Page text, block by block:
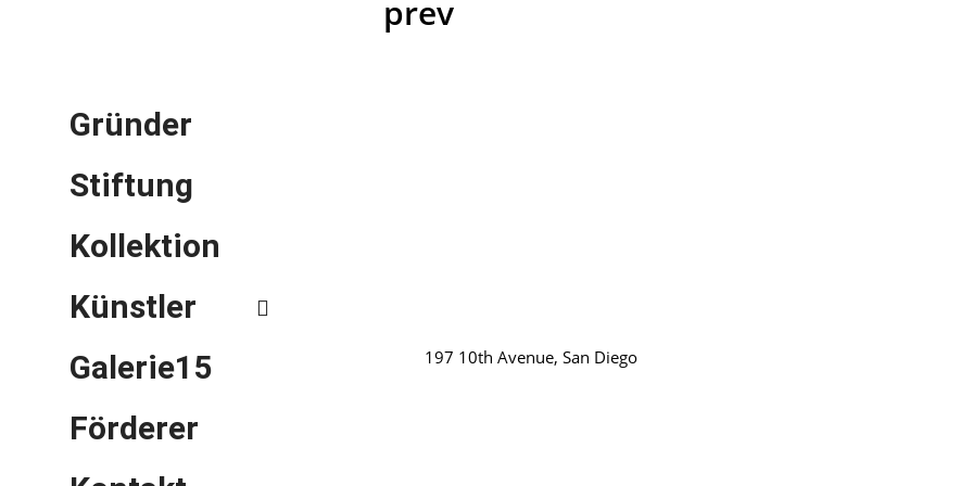
Gründer
Stiftung
Kollektion
Künstler
Galerie15
Förderer
prev
197 10th Avenue, San Diego